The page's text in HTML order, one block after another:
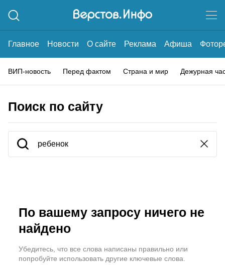
Главное Новости О сайте Реклама Афиша
ВИП-новость Перед фактом Страна и мир Дежурная
Поиск по сайту
По вашему запросу ничего не
найдено
Убедитесь, что все слова написаны правильно или
попробуйте использовать другие ключевые слова.